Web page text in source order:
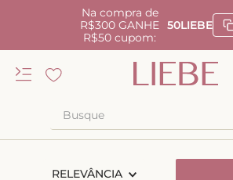
Na compra de
R$300 GANHE
R$50 cupom:
50LIEBE
RELEVÂNCIA
kiss me